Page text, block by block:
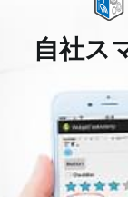
自社ス